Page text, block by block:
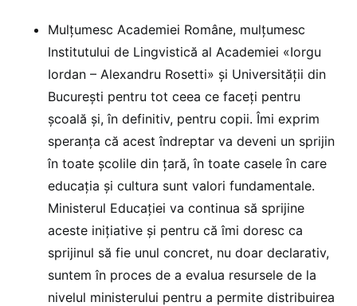
Mulțumesc Academiei Române, mulțumesc
Institutului de Lingvistică al Academiei «Iorgu
Iordan – Alexandru Rosetti» și Universității din
București pentru tot ceea ce faceți pentru
școală și, în definitiv, pentru copii. Îmi exprim
speranța că acest îndreptar va deveni un sprijin
în toate școlile din țară, în toate casele în care
educația și cultura sunt valori fundamentale.
Ministerul Educației va continua să sprijine
aceste inițiative și pentru că îmi doresc ca
sprijinul să fie unul concret, nu doar declarativ,
suntem în proces de a evalua resursele de la
nivelul ministerului pentru a permite distribuirea